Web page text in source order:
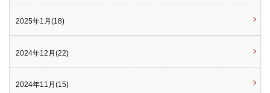
2025年1月(18)
2024年12月(22)
2024年11月(15)